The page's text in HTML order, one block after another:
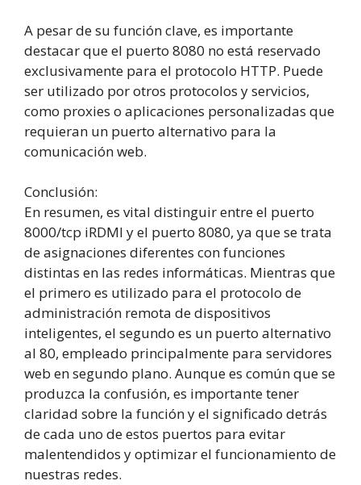
A pesar de su función clave, es importante
destacar que el puerto 8080 no está reservado
exclusivamente para el protocolo HTTP. Puede
ser utilizado por otros protocolos y servicios,
como proxies o aplicaciones personalizadas que
requieran un puerto alternativo para la
comunicación web.
Conclusión:
En resumen, es vital distinguir entre el puerto
8000/tcp iRDMI y el puerto 8080, ya que se trata
de asignaciones diferentes con funciones
distintas en las redes informáticas. Mientras que
el primero es utilizado para el protocolo de
administración remota de dispositivos
inteligentes, el segundo es un puerto alternativo
al 80, empleado principalmente para servidores
web en segundo plano. Aunque es común que se
produzca la confusión, es importante tener
claridad sobre la función y el significado detrás
de cada uno de estos puertos para evitar
malentendidos y optimizar el funcionamiento de
nuestras redes.